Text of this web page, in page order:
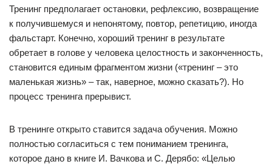
Тренинг предполагает остановки, рефлексию, возвращение
к получившемуся и непонятому, повтор, репетицию, иногда
фальстарт. Конечно, хороший тренинг в результате
обретает в голове у человека целостность и законченность,
становится единым фрагментом жизни («тренинг – это
маленькая жизнь» – так, наверное, можно сказать?). Но
процесс тренинга прерывист.
В тренинге открыто ставится задача обучения. Можно
полностью согласиться с тем пониманием тренинга,
которое дано в книге И. Вачкова и С. Дерябо: «Целью